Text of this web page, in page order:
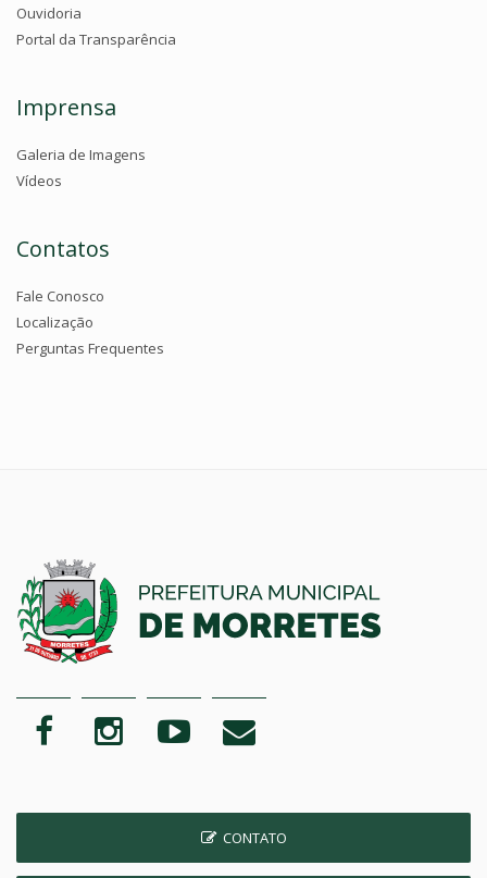
Ouvidoria
Portal da Transparência
Imprensa
Galeria de Imagens
Vídeos
Contatos
Fale Conosco
Localização
Perguntas Frequentes
CONTATO